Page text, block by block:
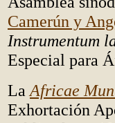
Camerún y
Instrumentum
Especial para
La Africae
Exhortación